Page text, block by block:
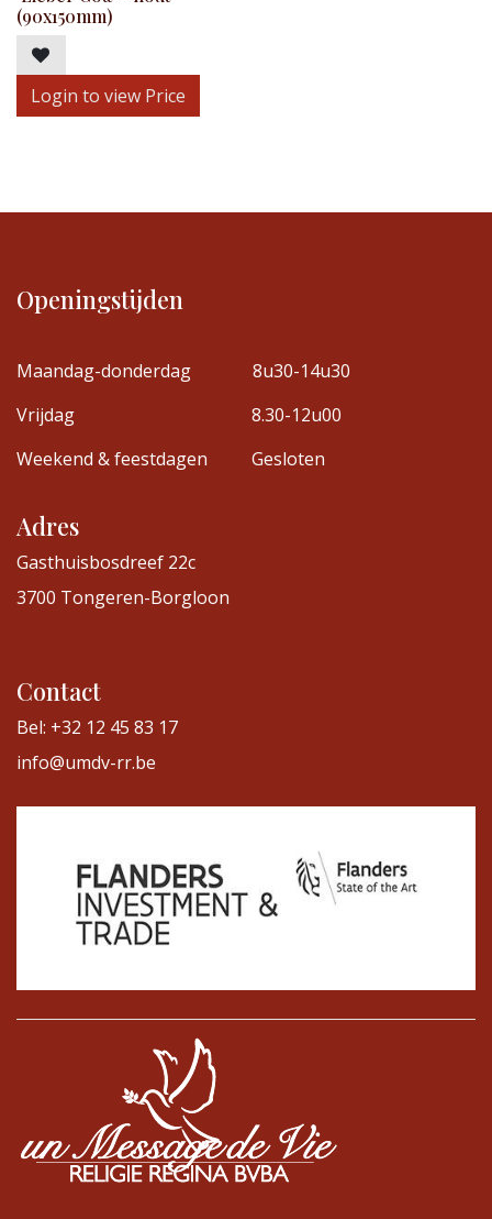
(90x150mm)
Login to view Price
Openingstijden
Maandag-donderdag
8u30-14u30
Vrijdag
8.30-12u00
Weekend & feestdagen
Gesloten
Adres
Gasthuisbosdreef 22c
3700 Tongeren-Borgloon
Contact
Bel: +32 12 45 83 17
info@umdv-rr.be